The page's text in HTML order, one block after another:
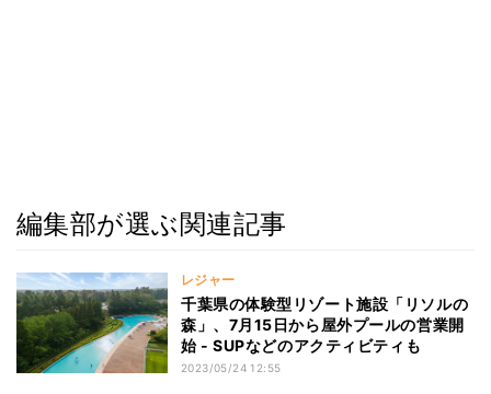
編集部が選ぶ関連記事
レジャー
千葉県の体験型リゾート施設「リソルの
森」、7月15日から屋外プールの営業開
始 - SUPなどのアクティビティも
2023/05/24 12:55